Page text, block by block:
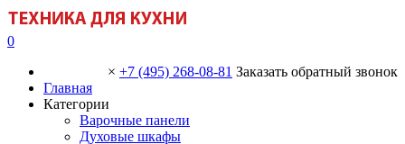
0
× +7 (495) 268-08-81 Заказать обратный звонок
Главная
Категории
Варочные панели
Духовые шкафы